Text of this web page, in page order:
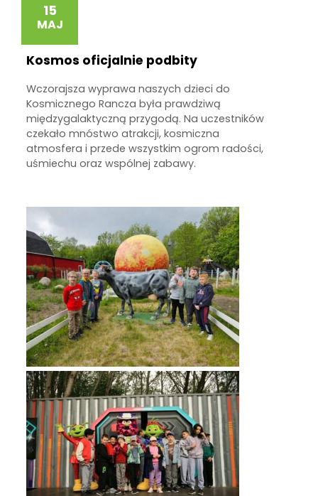
15
MAJ
Kosmos oficjalnie podbity
Wczorajsza wyprawa naszych dzieci do
Kosmicznego Rancza była prawdziwą
międzygalaktyczną przygodą. Na uczestników
czekało mnóstwo atrakcji, kosmiczna
atmosfera i przede wszystkim ogrom radości,
uśmiechu oraz wspólnej zabawy.